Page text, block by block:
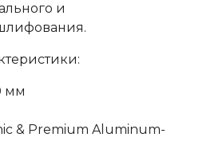
и
мм
& Premium Aluminum-